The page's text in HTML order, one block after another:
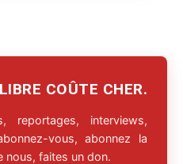
COÛTE CHER.
reportages, interviews,
vous, abonnez la
nous, faites un don.